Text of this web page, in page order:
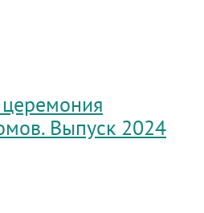
Выпуск 2024